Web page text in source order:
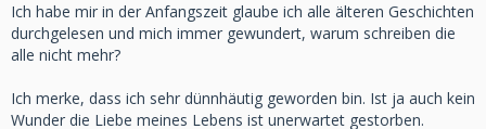
Ich habe mir in der Anfangszeit glaube ich alle älteren Geschichten
durchgelesen und mich immer gewundert, warum schreiben die
alle nicht mehr?
Ich merke, dass ich sehr dünnhäutig geworden bin. Ist ja auch kein
Wunder die Liebe meines Lebens ist unerwartet gestorben.